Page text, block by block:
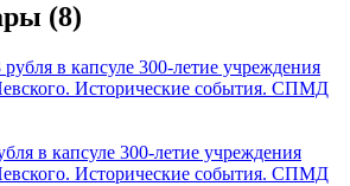
(8)
в капсуле 300-летие учреждения
Исторические события. СПМД